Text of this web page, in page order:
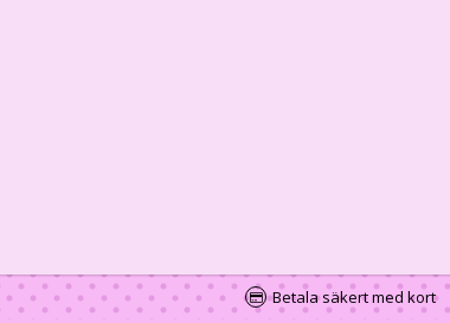
Betala säkert med kort